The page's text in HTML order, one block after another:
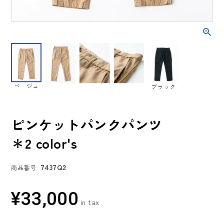
ベージュ ブラック
ピンケットパンクパンツ
＊2 color's
商品番号 7437Q2
¥33,000